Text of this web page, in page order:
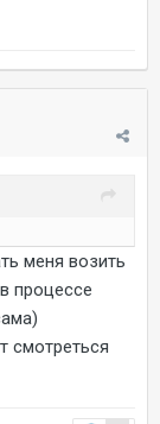
меня возить
процессе
смотреться